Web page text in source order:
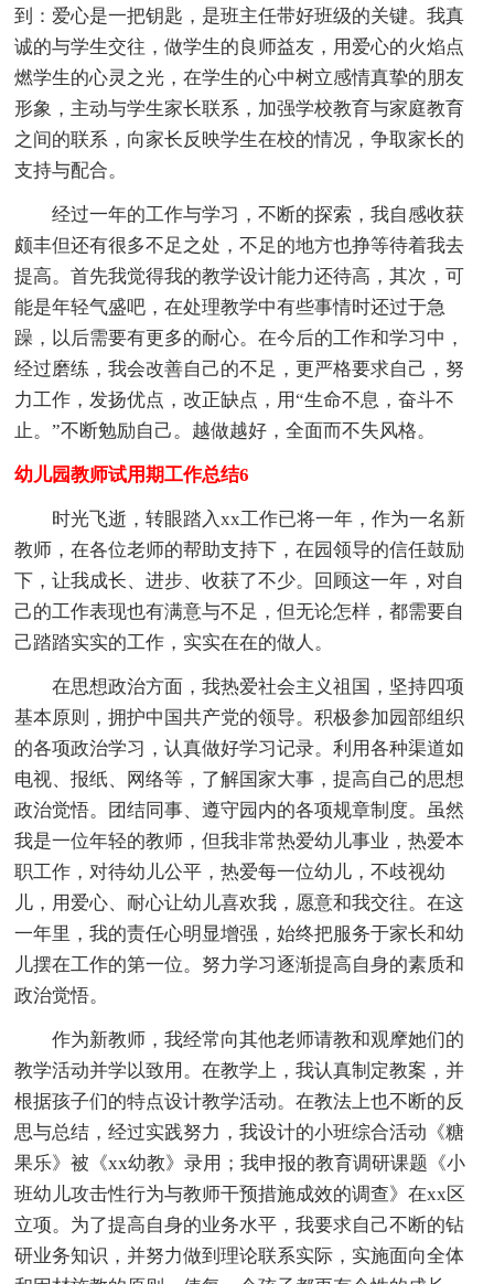
到：爱心是一把钥匙，是班主任带好班级的关键。我真
诚的与学生交往，做学生的良师益友，用爱心的火焰点
燃学生的心灵之光，在学生的心中树立感情真挚的朋友
形象，主动与学生家长联系，加强学校教育与家庭教育
之间的联系，向家长反映学生在校的情况，争取家长的
支持与配合。
经过一年的工作与学习，不断的探索，我自感收获
颇丰但还有很多不足之处，不足的地方也挣等待着我去
提高。首先我觉得我的教学设计能力还待高，其次，可
能是年轻气盛吧，在处理教学中有些事情时还过于急
躁，以后需要有更多的耐心。在今后的工作和学习中，
经过磨练，我会改善自己的不足，更严格要求自己，努
力工作，发扬优点，改正缺点，用“生命不息，奋斗不
止。”不断勉励自己。越做越好，全面而不失风格。
幼儿园教师试用期工作总结6
时光飞逝，转眼踏入xx工作已将一年，作为一名新
教师，在各位老师的帮助支持下，在园领导的信任鼓励
下，让我成长、进步、收获了不少。回顾这一年，对自
己的工作表现也有满意与不足，但无论怎样，都需要自
己踏踏实实的工作，实实在在的做人。
在思想政治方面，我热爱社会主义祖国，坚持四项
基本原则，拥护中国共产党的领导。积极参加园部组织
的各项政治学习，认真做好学习记录。利用各种渠道如
电视、报纸、网络等，了解国家大事，提高自己的思想
政治觉悟。团结同事、遵守园内的各项规章制度。虽然
我是一位年轻的教师，但我非常热爱幼儿事业，热爱本
职工作，对待幼儿公平，热爱每一位幼儿，不歧视幼
儿，用爱心、耐心让幼儿喜欢我，愿意和我交往。在这
一年里，我的责任心明显增强，始终把服务于家长和幼
儿摆在工作的第一位。努力学习逐渐提高自身的素质和
政治觉悟。
作为新教师，我经常向其他老师请教和观摩她们的
教学活动并学以致用。在教学上，我认真制定教案，并
根据孩子们的特点设计教学活动。在教法上也不断的反
思与总结，经过实践努力，我设计的小班综合活动《糖
果乐》被《xx幼教》录用；我申报的教育调研课题《小
班幼儿攻击性行为与教师干预措施成效的调查》在xx区
立项。为了提高自身的业务水平，我要求自己不断的钻
研业务知识，并努力做到理论联系实际，实施面向全体